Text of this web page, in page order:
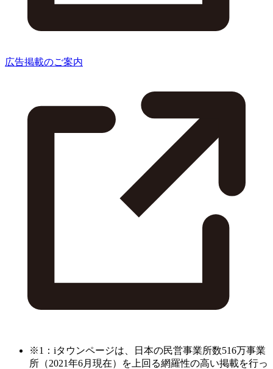
広告掲載のご案内
※1：iタウンページは、日本の民営事業所数516万事業
所（2021年6月現在）を上回る網羅性の高い掲載を行っ